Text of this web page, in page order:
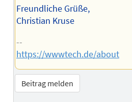
Freundliche Grüße,
Christian Kruse
--
https://wwwtech.de/about
Beitrag melden